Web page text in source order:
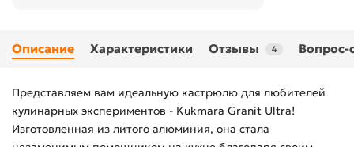
Описание Характеристики Отзывы 4 Вопрос-
Представляем вам идеальную кастрюлю для любителей
кулинарных экспериментов - Kukmara Granit Ultra!
Изготовленная из литого алюминия, она стала